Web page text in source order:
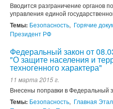
Вводится разграничение органов
управления единой
Темы: Безопасность, Горячие
Президент РФ
Федеральный закон от
"О защите населения и
техногенного характера"
11 марта 2015 г.
Внесены поправки в Федеральный
Темы: Безопасность, Главная